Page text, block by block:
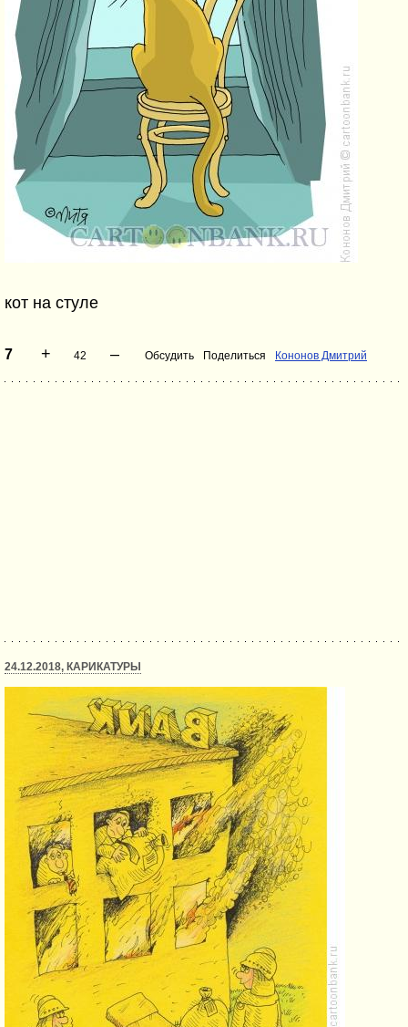
кот на стуле
7 + 42 – Обсудить Поделиться Кононов Дмитрий
24.12.2018, КАРИКАТУРЫ